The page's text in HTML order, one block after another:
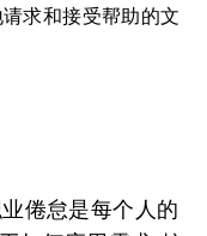
求和接受帮助的文
倦怠是每个人的